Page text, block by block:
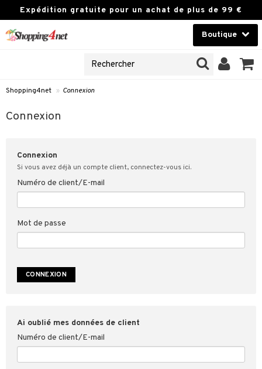
Expédition gratuite pour un achat de plus de 99 €
Boutique
Lentilles de contact
Marque
Shopping4net » Connexion
Connexion
Connexion
Si vous avez déjà un compte client, connectez-vous ici.
Numéro de client/E-mail
Mot de passe
Ai oublié mes données de client
Numéro de client/E-mail
client
Client
& réponses
Shopping4net
de vente sur